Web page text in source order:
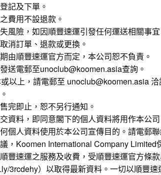
記及下單。
費用不設退款。
風險，如因順豐速運引發任何運送相關事
消訂單、退款或更換。
由順豐速運官方而定，本公司恕不負責。
送電郵至unoclub@koomen.asia查詢。
以上，請電郵至 unoclub@koomen.asia
完即止，恕不另行通知。
資料，即同意閣下的個人資料將用作本公
個人資料使用於本公司宣傳目的。請電郵
，Koomen International Company Limited
豐速運之服務及收費，受順豐速運官方條
3rcdehy）以取得最新資料。一切以順豐